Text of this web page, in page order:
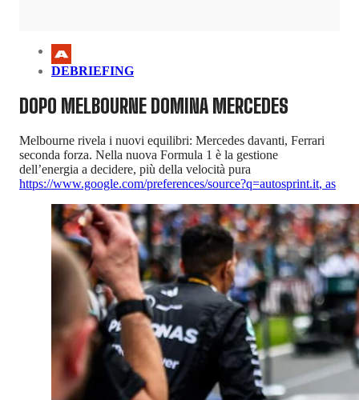
DEBRIEFING
DOPO MELBOURNE DOMINA MERCEDES
Melbourne rivela i nuovi equilibri: Mercedes davanti, Ferrari
seconda forza. Nella nuova Formula 1 è la gestione
dell’energia a decidere, più della velocità pura
https://www.google.com/preferences/source?q=autosprint.it, as